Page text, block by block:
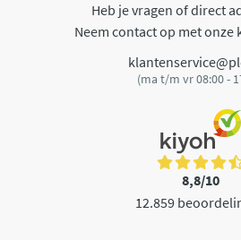
Heb je vragen of direct
Neem contact op met onze
(ma t/m vr 08:00 -
8,8/10
12.859